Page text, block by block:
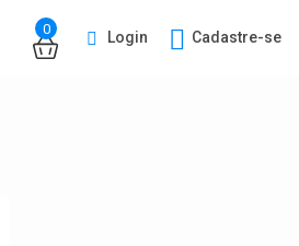
0 Login Cadastre-se